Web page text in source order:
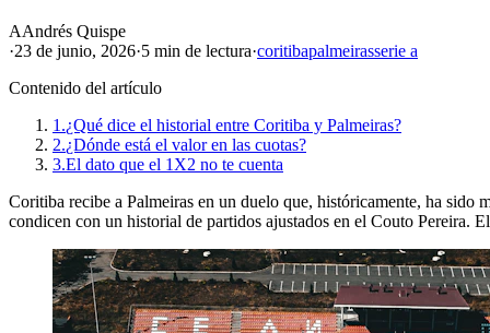
AAndrés Quispe
·23 de junio, 2026·5 min de lectura·coritibapalmeirasserie a
Contenido del artículo
1.¿Qué dice el historial entre Coritiba y Palmeiras?
2.¿Dónde está el valor en las cuotas?
3.El dato que el 1X2 no te cuenta
Coritiba recibe a Palmeiras en un duelo que, históricamente, ha sido
condicen con un historial de partidos ajustados en el Couto Pereira.